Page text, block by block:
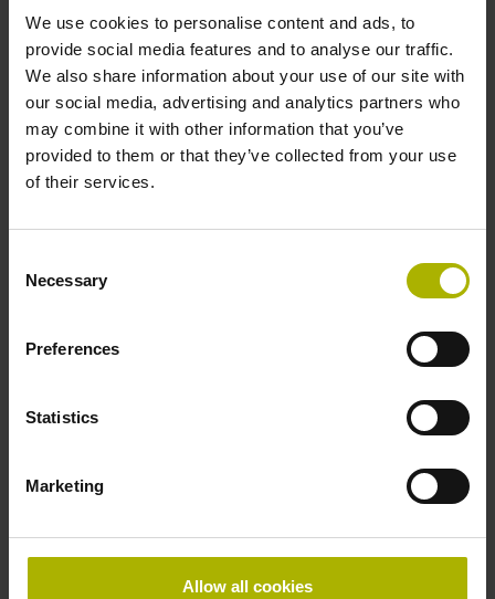
We use cookies to personalise content and ads, to
provide social media features and to analyse our traffic.
We also share information about your use of our site with
our social media, advertising and analytics partners who
may combine it with other information that you’ve
provided to them or that they’ve collected from your use
of their services.
Selection
Necessary
Preferences
Statistics
Marketing
Allow all cookies
à chaque type
d'utilisation
Quel que soit l'endroit où vous avez
besoin d'un capteur ESR, ou la manière
dont vous utilisez ses données, les
capteurs de déformation ESR s'utilisent
utilisation permanente
utilisations récurrentes
nombre d'utilisation différentes, par ex. :